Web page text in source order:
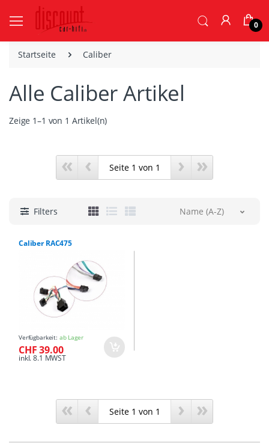
0
Startseite Caliber
Alle Caliber Artikel
Zeige 1–1 von 1 Artikel(n)
« ‹ › »
Filters Name (A-Z)
Caliber RAC475
Verfügbarkeit: ab Lager
CHF 39.00
inkl. 8.1 MWST
« ‹ › »